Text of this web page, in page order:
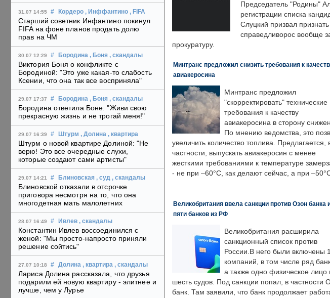
31.07 14:55 # Кордеро , Инффантино , FIFA
Старший советник Инфантино покинул
FIFA на фоне планов продать долю
прав на ЧМ
30.07 12:29 # Бородина , Боня , скандалы
Виктория Боня о конфликте с
Бородиной: "Это уже какая-то слабость
Ксении, что она так все восприняла"
29.07 17:37 # Бородина , Боня , скандалы
Бородина ответила Боне: "Живи свою
прекрасную жизнь и не трогай меня!"
29.07 16:39 # Штурм , Долина , квартира
Штурм о новой квартире Долиной: "Не
верю! Это все очередные слухи,
которые создают сами артисты"
29.07 14:21 # Блиновская , суд , скандалы
Блиновской отказали в отсрочке
приговора несмотря на то, что она
многодетная мать малолетних
28.07 16:49 # Ивлев , скандалы
Константин Ивлев воссоединился с
женой: "Мы просто-напросто приняли
решение сойтись"
27.07 10:18 # Долина , квартира , скандалы
Лариса Долина рассказала, что друзья
подарили ей новую квартиру - элитнее и
лучше, чем у Лурье
Председатель "Родины"
регистрации списка
Слуцкий призвал
справедливорос вообще
прокуратуру.
Минтранс предложил снизить требования к
авиакеросина
Минтранс предложил
"скорректировать" технические
требования к качеству
авиакеросина в сторону
По мнению ведомства, это
увеличить количество топлива. Предлагается,
частности, выпускать авиакеросин с менее
жесткими требованиями к температуре
- не при –60°C, как делают сейчас, а при
Великобритания ввела санкции против Озон банка
пяти банков из РФ
Великобритания расширила
санкционный список против
России.В него были включены
компаний, в том числе ряд
а также одно физическое лицо
шесть судов. Под санкции попал, в частности
банк. Там заявили, что банк продолжает